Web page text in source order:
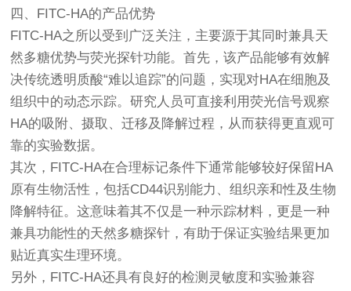
四、FITC-HA的产品优势
FITC-HA之所以受到广泛关注，主要源于其同时兼具天
然多糖优势与荧光探针功能。首先，该产品能够有效解
决传统透明质酸“难以追踪”的问题，实现对HA在细胞及
组织中的动态示踪。研究人员可直接利用荧光信号观察
HA的吸附、摄取、迁移及降解过程，从而获得更直观可
靠的实验数据。
其次，FITC-HA在合理标记条件下通常能够较好保留HA
原有生物活性，包括CD44识别能力、组织亲和性及生物
降解特征。这意味着其不仅是一种示踪材料，更是一种
兼具功能性的天然多糖探针，有助于保证实验结果更加
贴近真实生理环境。
另外，FITC-HA还具有良好的检测灵敏度和实验兼容